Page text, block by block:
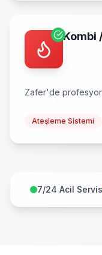
Kombi
Zafer'de
Ateşleme Sistemi
7/24 Acil Servis